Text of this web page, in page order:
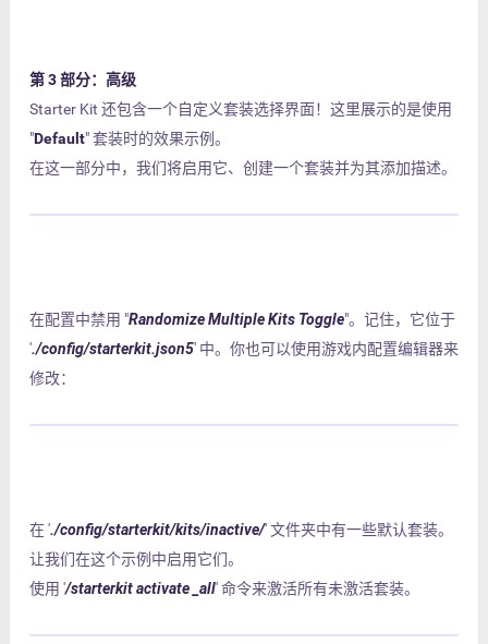
第 3 部分：高级
Starter Kit 还包含一个自定义套装选择界面！这里展示的是使用
"Default" 套装时的效果示例。
在这一部分中，我们将启用它、创建一个套装并为其添加描述。
在配置中禁用 "Randomize Multiple Kits Toggle"。记住，它位于
'./config/starterkit.json5' 中。你也可以使用游戏内配置编辑器来
修改：
在 './config/starterkit/kits/inactive/' 文件夹中有一些默认套装。
让我们在这个示例中启用它们。
使用 '/starterkit activate _all' 命令来激活所有未激活套装。